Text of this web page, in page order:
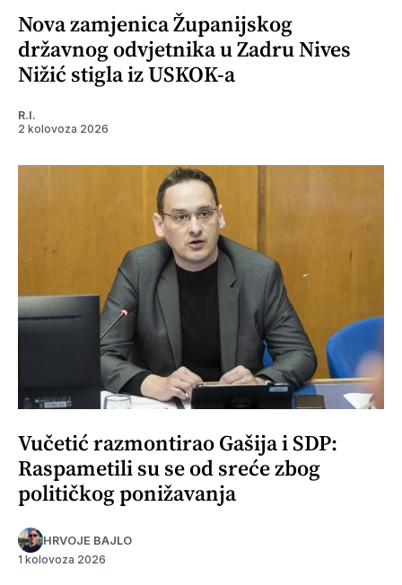
Nova zamjenica Županijskog
državnog odvjetnika u Zadru Nives
Nižić stigla iz USKOK-a
R.I.
2 kolovoza 2026
Vučetić razmontirao Gašija i SDP:
Raspametili su se od sreće zbog
političkog ponižavanja
HRVOJE BAJLO
1 kolovoza 2026